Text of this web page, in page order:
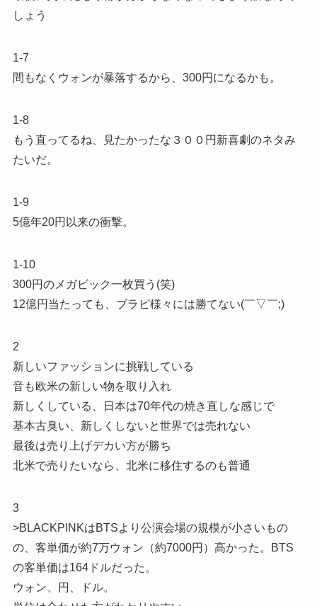
しょう
1-7
間もなくウォンが暴落するから、300円になるかも。
1-8
もう直ってるね、見たかったな３００円新喜劇のネタみ
たいだ。
1-9
5億年20円以来の衝撃。
1-10
300円のメガビック一枚買う(笑)
12億円当たっても、ブラピ様々には勝てない(￣▽￣;)
2
新しいファッションに挑戦している
音も欧米の新しい物を取り入れ
新しくしている、日本は70年代の焼き直しな感じで
基本古臭い、新しくしないと世界では売れない
最後は売り上げデカい方が勝ち
北米で売りたいなら、北米に移住するのも普通
3
>BLACKPINKはBTSより公演会場の規模が小さいもの
の、客単価が約7万ウォン（約7000円）高かった。BTS
の客単価は164ドルだった。
ウォン、円、ドル。